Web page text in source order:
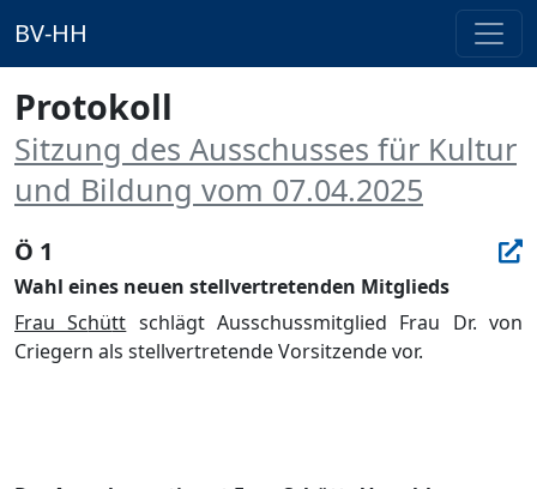
BV-HH
Protokoll
Sitzung des Ausschusses für Kultur
und Bildung vom 07.04.2025
Ö 1
Wahl eines neuen stellvertretenden Mitglieds
Frau Schütt schlägtAusschussmitglied Frau Dr. von
Criegern als stellvertretendeVorsitzendevor.